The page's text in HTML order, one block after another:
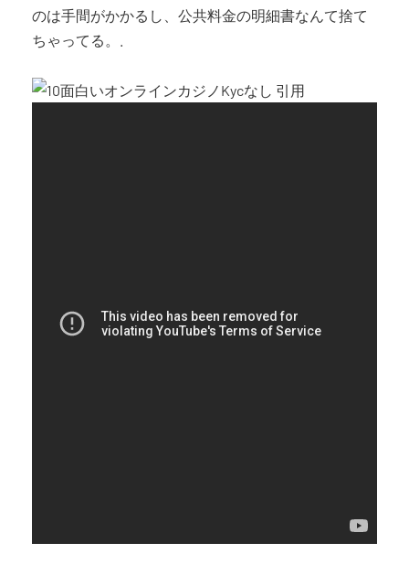
のは手間がかかるし、公共料金の明細書なんて捨て
ちゃってる。.